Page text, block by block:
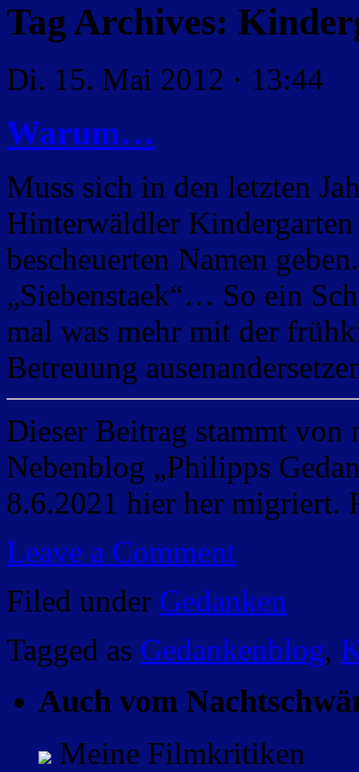
Tag Archives:
Di. 15. Mai 2012 · 13:44
Warum…
Muss sich in den letzten
Hinterwäldler
bescheuerten Namen
„Siebenstaek“… So ein
mal was mehr mit der
Betreuung
Dieser Beitrag stammt von
Nebenblog „Philipps
8.6.2021 hier her migriert.
Leave a Comment
Filed under Gedanken
Tagged as Gedankenblog,
Auch vom
Meine Filmkritiken